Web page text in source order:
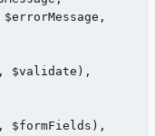
$formFields),